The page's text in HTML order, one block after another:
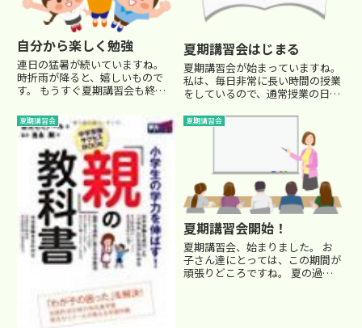
自分から楽しく勉強
連日の猛暑が続いていますね。
時折雨が降ると、嬉しいもので
す。 もうすぐ夏期講習会も終盤
ークに達しています(笑) 塾に通っ
ているお子さんも、連日の長時間
の授業と宿題をこなしながら、よ
く頑張っているかと思います。...
夏期講習会はじまる
夏期講習会が始まっていますね。
私は、毎日非常に長い時間の授業
をしているので、通常授業の日々
かなかこのブログも更新できない
かと思いますが、ご了承くださ
い。さて、夏はとにかく土台固
め。 小6の講習会でも、小5の復...
夏期講習会 夏期講習会
夏期講習会開始！
夏期講習会、始まりました。 お
子さん達にとっては、この期間が
頑張りどころですね。 夏の過ご